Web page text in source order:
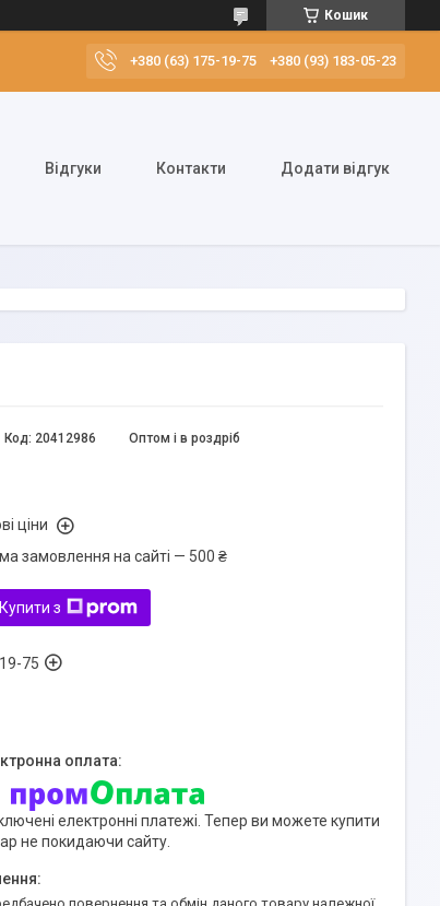
Кошик
+380 (63) 175-19-75 +380 (93) 183-05-23
Відгуки Контакти Додати відгук
Оптом і в роздріб
Код: 20412986
ціни
замовлення на сайті — 500 ₴
Купити з
75
електронні платежі. Тепер ви можете купити
не покидаючи сайту.